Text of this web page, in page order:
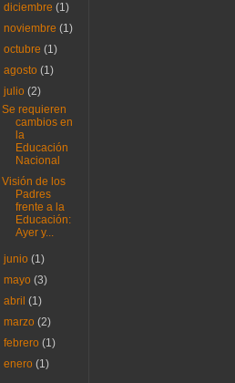
diciembre(1)
noviembre(1)
octubre(1)
agosto(1)
julio(2)
Se requieren
cambios en
la
Educación
Nacional
Visión de los
Padres
frente a la
Educación:
Ayer y...
junio(1)
mayo(3)
abril(1)
marzo(2)
febrero(1)
enero(1)